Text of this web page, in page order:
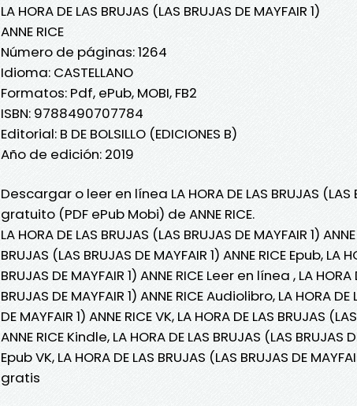
LA HORA DE LAS BRUJAS (LAS BRUJAS DE MAYFAIR 1)
ANNE RICE
Número de páginas: 1264
Idioma: CASTELLANO
Formatos: Pdf, ePub, MOBI, FB2
ISBN: 9788490707784
Editorial: B DE BOLSILLO (EDICIONES B)
Año de edición: 2019
Descargar o leer en línea LA HORA DE LAS BRUJAS (LAS
gratuito (PDF ePub Mobi) de ANNE RICE.
LA HORA DE LAS BRUJAS (LAS BRUJAS DE MAYFAIR 1)
BRUJAS (LAS BRUJAS DE MAYFAIR 1) ANNE RICE Epub, LA
BRUJAS DE MAYFAIR 1) ANNE RICE Leer en línea , LA HORA
BRUJAS DE MAYFAIR 1) ANNE RICE Audiolibro, LA HORA DE
DE MAYFAIR 1) ANNE RICE VK, LA HORA DE LAS BRUJAS
ANNE RICE Kindle, LA HORA DE LAS BRUJAS (LAS BRUJAS
Epub VK, LA HORA DE LAS BRUJAS (LAS BRUJAS DE
gratis